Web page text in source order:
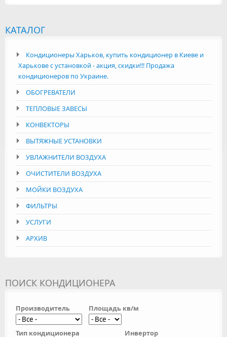
КАТАЛОГ
Кондиционеры Харьков, купить кондиционер в Киеве и
Харькове с установкой - акция, скидки!!! Продажа
кондиционеров по Украине.
ОБОГРЕВАТЕЛИ
ТЕПЛОВЫЕ ЗАВЕСЫ
КОНВЕКТОРЫ
ВЫТЯЖНЫЕ УСТАНОВКИ
УВЛАЖНИТЕЛИ ВОЗДУХА
ОЧИСТИТЕЛИ ВОЗДУХА
МОЙКИ ВОЗДУХА
ФИЛЬТРЫ
УСЛУГИ
АРХИВ
ПОИСК КОНДИЦИОНЕРА
Производитель Площадь кв/м
Тип кондиционера Инвертор